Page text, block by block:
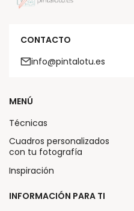
CONTACTO
info@pintalotu.es
MENÚ
Técnicas
Cuadros personalizados
con tu fotografía
Inspiración
INFORMACIÓN PARA TI